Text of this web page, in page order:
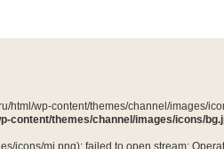
html/wp-content/themes/channel/images/
content/themes/channel/images/icons/
icons/mi.png): failed to open stream: